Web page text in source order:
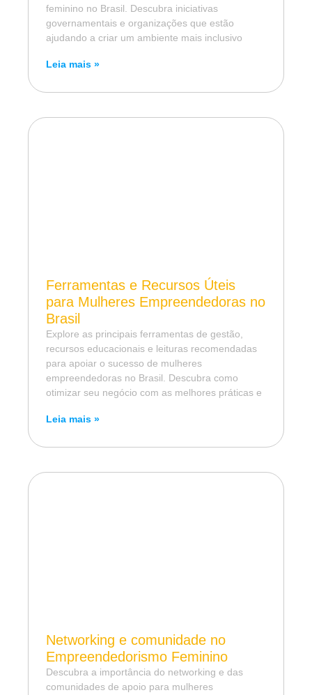
feminino no Brasil. Descubra iniciativas
governamentais e organizações que estão
ajudando a criar um ambiente mais inclusivo
Leia mais »
Ferramentas e Recursos Úteis
para Mulheres Empreendedoras no
Brasil
Explore as principais ferramentas de gestão,
recursos educacionais e leituras recomendadas
para apoiar o sucesso de mulheres
empreendedoras no Brasil. Descubra como
otimizar seu negócio com as melhores práticas e
Leia mais »
Networking e comunidade no
Empreendedorismo Feminino
Descubra a importância do networking e das
comunidades de apoio para mulheres